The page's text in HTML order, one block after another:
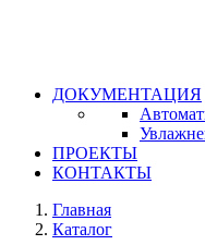
ДОКУМЕНТАЦИЯ
ПРОЕКТЫ
КОНТАКТЫ
Главная
Каталог